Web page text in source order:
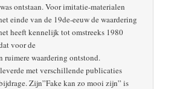
ontstaan. Voor imitatie-materialen
einde van de 19de-eeuw de waardering
heeft kennelijk tot omstreeks 1980
voor de
ruimere waardering ontstond.
met verschillende publicaties
Zijn”Fake kan zo mooi zijn” is